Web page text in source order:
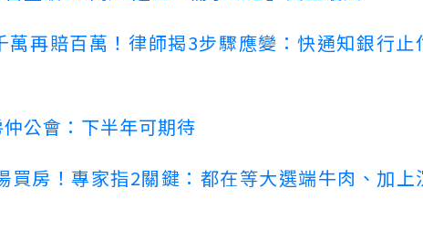
萬再賠百萬！律師揭3步驟應變：快通知銀行止
公會：下半年可期待
買房！專家指2關鍵：都在等大選端牛肉、加上